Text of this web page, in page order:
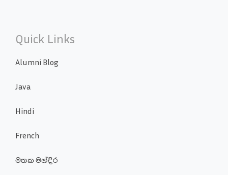
Quick Links
Alumni Blog
Java
Hindi
French
මතක මන්දිර